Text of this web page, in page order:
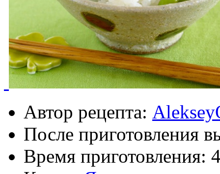
Автор рецепта:
После приготовления
Время приготовления: